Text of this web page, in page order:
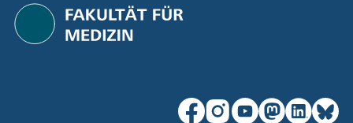
unsere Facebook-Seite
unsere Instagram-
unsere YouTube-
unsereunsere